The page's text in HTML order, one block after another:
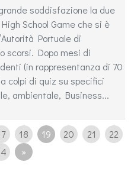
soddisfazione la due
School Game che si è
Portuale di
scorsi. Dopo mesi di
(in rappresentanza di 70
colpi di quiz su specifici
ambientale, Business...
18 19 20 21
22
»